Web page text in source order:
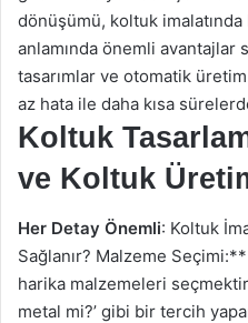
dönüşümü, koltuk
anlamında önemli
tasarımlar ve otomatik
az hata ile daha kısa
Koltuk
ve Koltuk
Her Detay Önemli: Koltuk
Sağlanır? Malzeme
harika malzemeleri
metal mi?’ gibi bir tercih